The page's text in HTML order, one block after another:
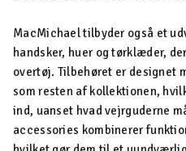
MacMichael tilbyder også et
handsker, huer og tørklæder,
overtøj. Tilbehøret er designet
som resten af kollektionen,
ind, uanset hvad vejrguderne
accessories kombinerer